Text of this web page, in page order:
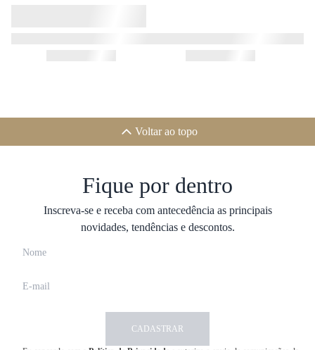
Voltar ao topo
Fique por dentro
Inscreva-se e receba com antecedência as principais
novidades, tendências e descontos.
CADASTRAR